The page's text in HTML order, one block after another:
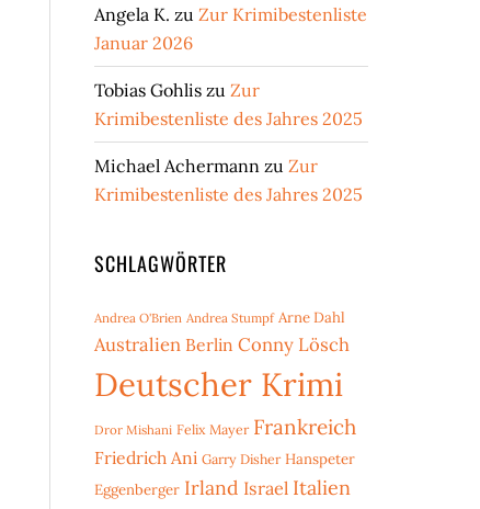
Angela K. zu Zur Krimibestenliste
Januar 2026
Tobias Gohlis zu Zur
Krimibestenliste des Jahres 2025
Michael Achermann zu Zur
Krimibestenliste des Jahres 2025
SCHLAGWÖRTER
Andrea O'Brien Andrea Stumpf Arne Dahl
Australien Berlin Conny Lösch
Deutscher Krimi
Dror Mishani Felix Mayer Frankreich
Friedrich Ani Garry Disher Hanspeter
Eggenberger Irland Israel Italien